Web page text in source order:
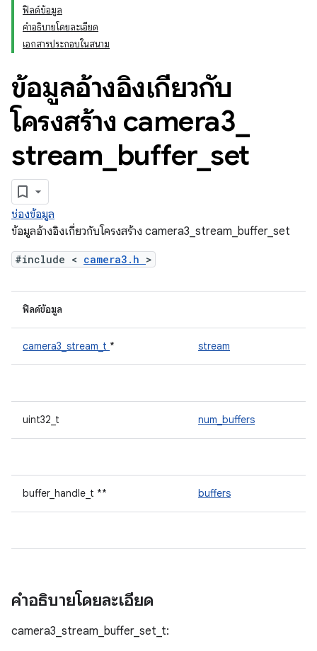
ฟิลด์ข้อมูล
คำอธิบายโดยละเอียด
เอกสารประกอบในสนาม
ข้อมูลอ้างอิงเกี่ยวกับ
โครงสร้าง camera3
stream buffer_ set
ช่องข้อมูล
ข้อมูลอ้างอิงเกี่ยวกับโครงสร้าง camera3_stream_buffer_set
#include < camera3.h >
ฟิลด์ข้อมูล
camera3_stream_t * stream
uint32_t num_buffers
buffer_handle_t ** buffers
คำอธิบายโดยละเอียด
camera3_stream_buffer_set_t: